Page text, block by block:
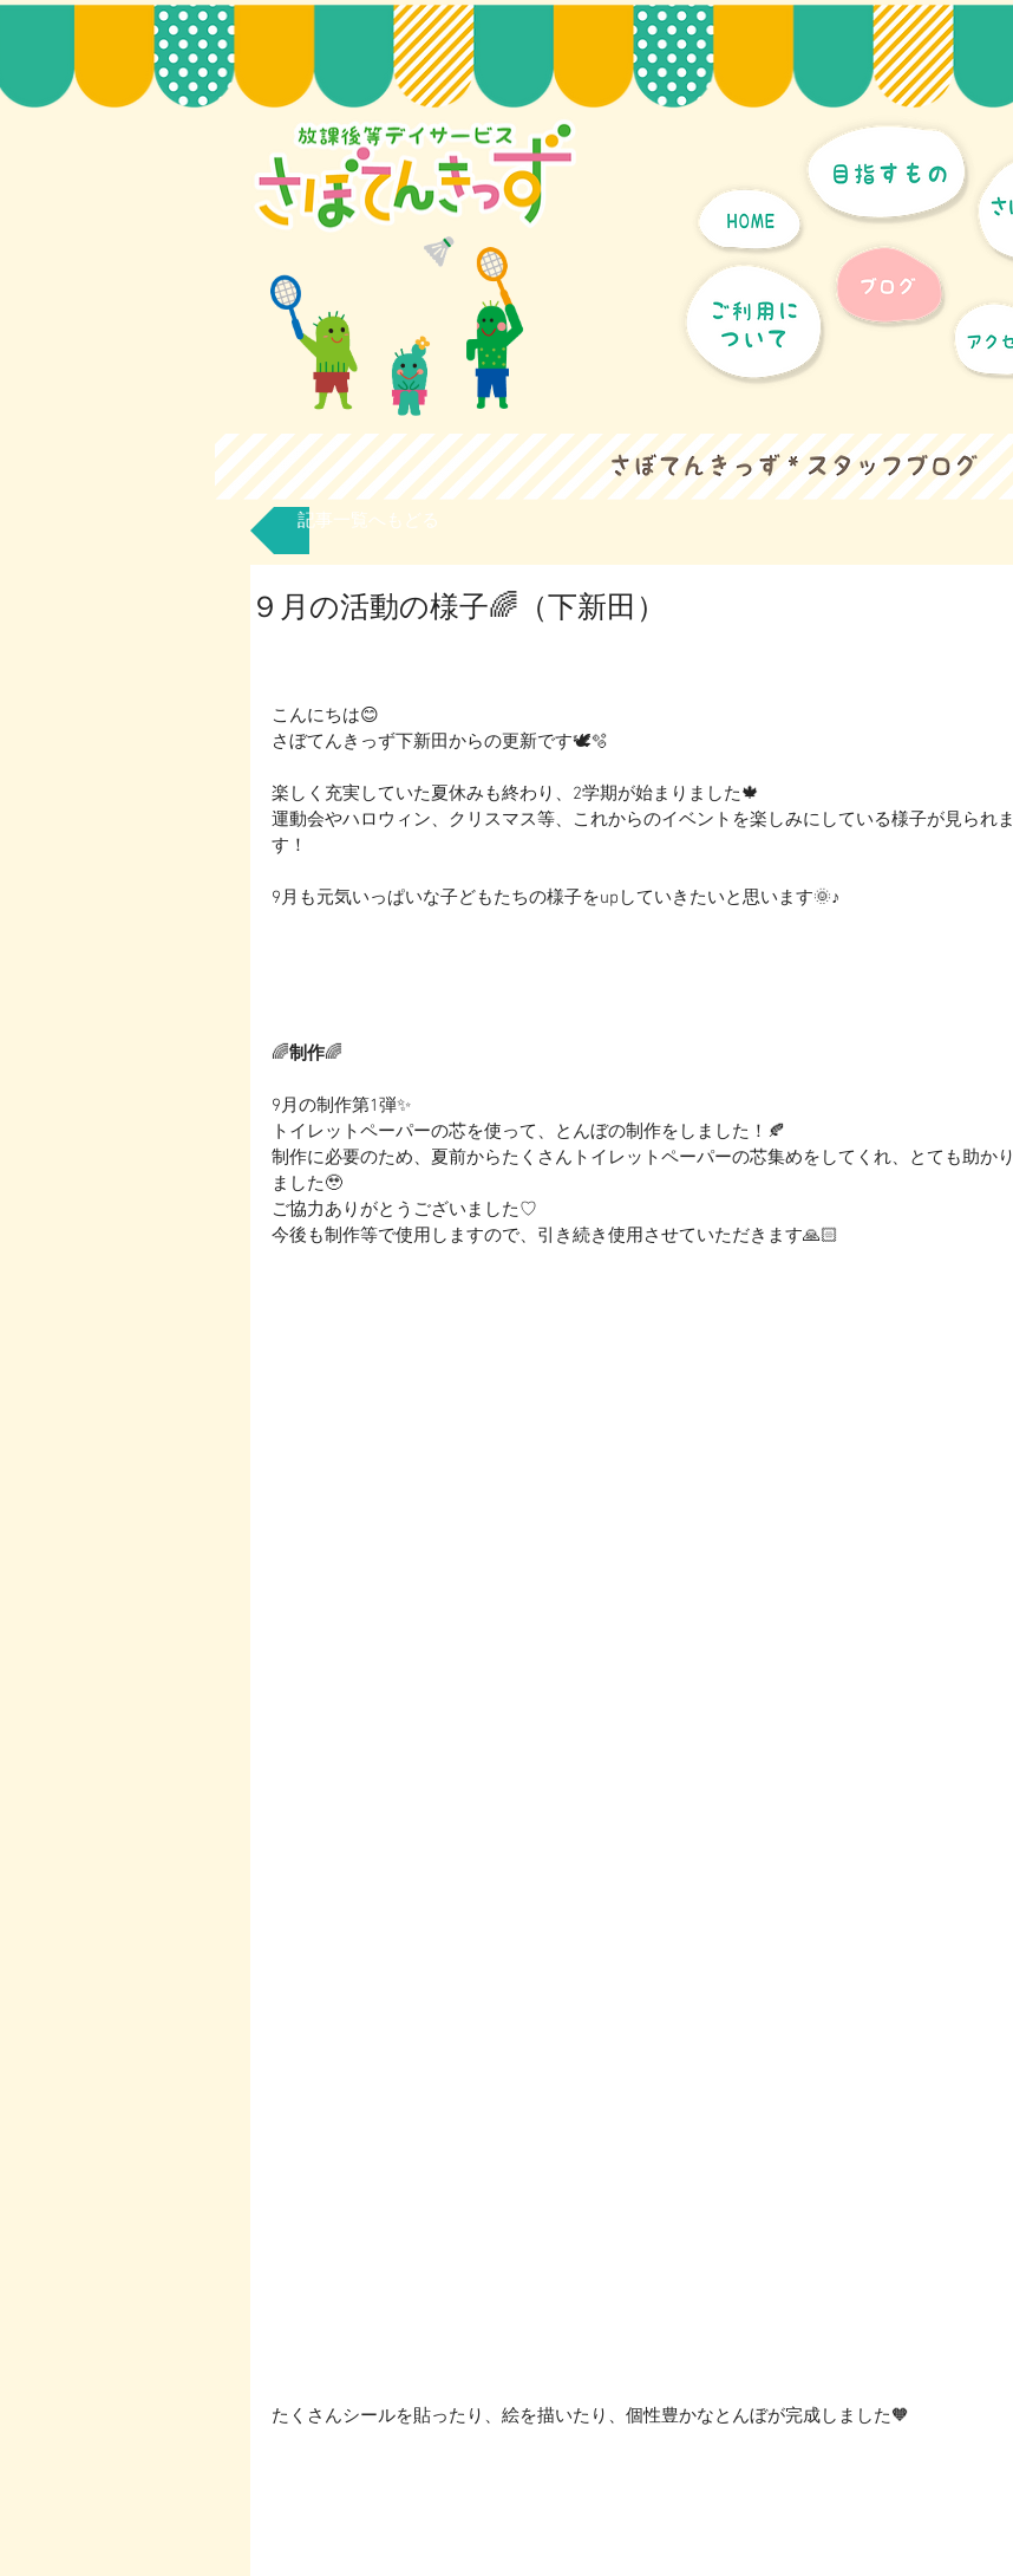
記事一覧へもどる
９月の活動の様子🌈（下新田）
こんにちは😊
さぼてんきっず下新田からの更新です🕊️🫧
楽しく充実していた夏休みも終わり、2学期が始まりました🍁
運動会やハロウィン、クリスマス等、これからのイベントを楽しみにしている様子が見られま
す！
9月も元気いっぱいな子どもたちの様子をupしていきたいと思います🌞♪
🌈制作🌈
9月の制作第1弾✨
トイレットペーパーの芯を使って、とんぼの制作をしました！🍂
制作に必要のため、夏前からたくさんトイレットペーパーの芯集めをしてくれ、とても助かり
ました🥹
ご協力ありがとうございました♡
今後も制作等で使用しますので、引き続き使用させていただきます🙏🏻
たくさんシールを貼ったり、絵を描いたり、個性豊かなとんぼが完成しました🧡